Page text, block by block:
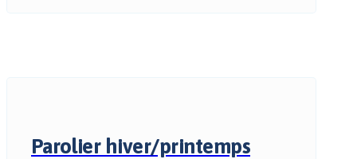
Parolier hiver/printemps